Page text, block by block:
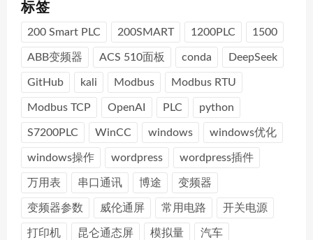
标签
200 Smart PLC 200SMART 1200PLC 1500
ABB变频器 ACS 510面板 conda DeepSeek
GitHub kali Modbus Modbus RTU
Modbus TCP OpenAI PLC python
S7200PLC WinCC windows windows优化
windows操作 wordpress wordpress插件
万用表 串口通讯 博途 变频器
变频器参数 威伦通屏 常用电路 开关电源
打印机 昆仑通态屏 模拟量 汽车